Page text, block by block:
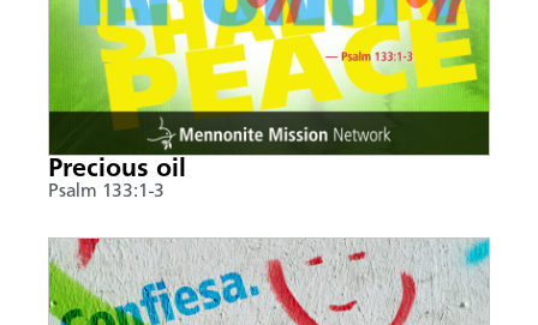
Precious oil
Psalm 133:1-3